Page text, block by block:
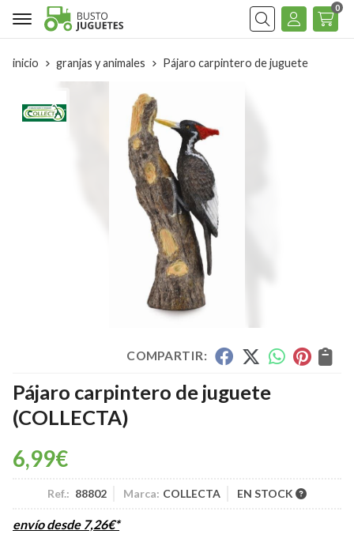
Buscar
0
inicio granjas y animales Pájaro carpintero de juguete
COMPARTIR:
Pájaro carpintero de juguete
(COLLECTA)
6,99€
Ref.: 88802 Marca: COLLECTA EN STOCK
envío desde 7,26€*